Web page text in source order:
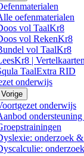
oefenmaterialen
vol TaalKr8
vol RekenKr8
vol TaalKr8
| Vertelkaarten
TaalExtra RID
onderwijs
Vorige
onderwijs
ondersteuning
onderzoek